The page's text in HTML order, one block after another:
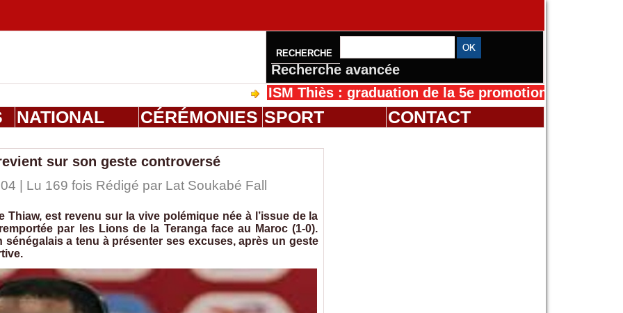
RECHERCHE
Recherche avancée
ISM Thiès : graduation de la 5e promotion de l’IFMES
NATIONAL CÉRÉMONIES SPORT CONTACT
sur son geste controversé
| Lu 169 fois Rédigé par Lat Soukabé Fall
est revenu sur la vive polémique née à l’issue de la
par les Lions de la Teranga face au Maroc (1-0).
a tenu à présenter ses excuses, après un geste